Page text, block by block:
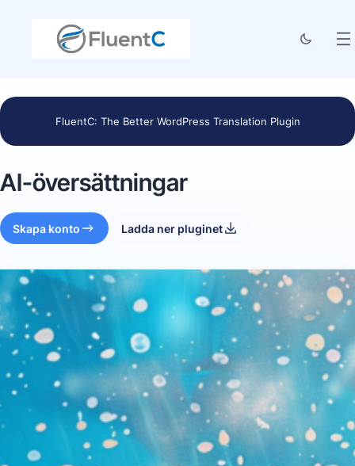
FluentC: The Better WordPress Translation Plugin
AI-översättningar
Skapa konto Ladda ner pluginet